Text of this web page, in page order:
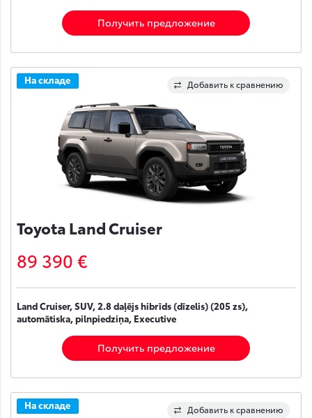
Получить предложение
Добавить к сравнению
На складе
Toyota Land Cruiser
89 390 €
Land Cruiser, SUV, 2.8 daļējs hibrīds (dīzelis) (205 zs),
automātiska, pilnpiedziņa, Executive
Получить предложение
Добавить к сравнению
На складе